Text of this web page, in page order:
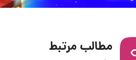
مطالب مرتبط